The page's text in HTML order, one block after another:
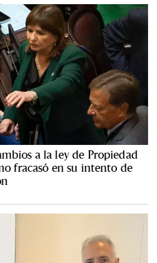
a la ley de Propiedad
fracasó en su intento de